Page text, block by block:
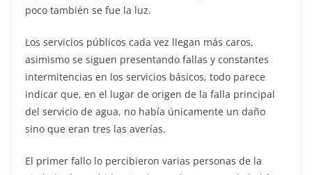
poco también se fue la luz.
Los servicios públicos cada vez llegan más caros,
asimismo se siguen presentando fallas y constantes
intermitencias en los servicios básicos, todo parece
indicar que, en el lugar de origen de la falla principal
del servicio de agua, no había únicamente un daño
sino que eran tres las averías.
El primer fallo lo percibieron varias personas de la